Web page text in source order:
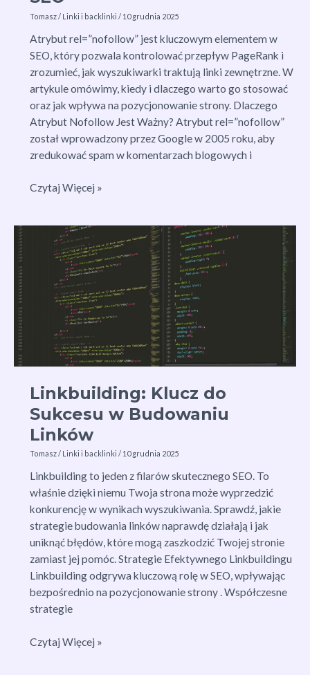
Tomasz / Linki i backlinki / 10 grudnia 2025
Atrybut rel=”nofollow” jest kluczowym elementem w
SEO, który pozwala kontrolować przepływ PageRank i
zrozumieć, jak wyszukiwarki traktują linki zewnętrzne. W
artykule omówimy, kiedy i dlaczego warto go stosować
oraz jak wpływa na pozycjonowanie strony. Dlaczego
Atrybut Nofollow Jest Ważny? Atrybut rel=”nofollow”
został wprowadzony przez Google w 2005 roku, aby
zredukować spam w komentarzach blogowych i
Rel
Dlaczego
Stosować
Atrybut
Nofollow
Czytaj Więcej »
Linkbuilding: Klucz do
Sukcesu w Budowaniu
Linków
Tomasz/ Linki i backlinki / 10 grudnia 2025
Linkbuilding to jeden z filarów skutecznego SEO. To
właśnie dzięki niemu Twoja strona może wyprzedzić
konkurencję w wynikach wyszukiwania. Sprawdź, jakie
strategie budowania linków naprawdę działają i jak
uniknąć błędów, które mogą zaszkodzić Twojej stronie
zamiast jej pomóc. Strategie Efektywnego Linkbuildingu
Linkbuilding odgrywa kluczową rolę w SEO, wpływając
bezpośrednio na pozycjonowanie strony . Współczesne
strategie
Linkbuilding:
Czytaj Więcej »